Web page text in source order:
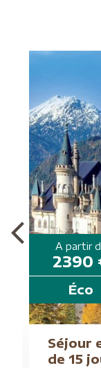
A partir
2390
Éco
Séjour
de 15